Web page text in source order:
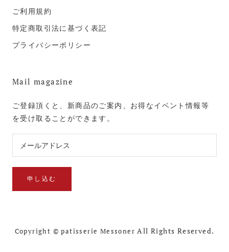
ご利用規約
特定商取引法に基づく表記
プライバシーポリシー
Mail magazine
ご登録頂くと、新商品のご案内、お得なイベント情報等
を受け取ることができます。
申し込む
Copyright © patisserie Messoner All Rights Reserved.